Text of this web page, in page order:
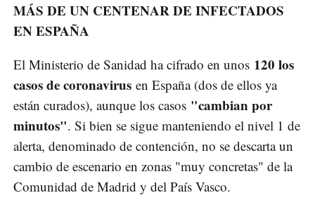
MÁS DE UN CENTENAR DE INFECTADOS
EN ESPAÑA
El Ministerio de Sanidad ha cifrado en unos 120 los
casos de coronavirus en España (dos de ellos ya
están curados), aunque los casos "cambian por
minutos". Si bien se sigue manteniendo el nivel 1 de
alerta, denominado de contención, no se descarta un
cambio de escenario en zonas "muy concretas" de la
Comunidad de Madrid y del País Vasco.